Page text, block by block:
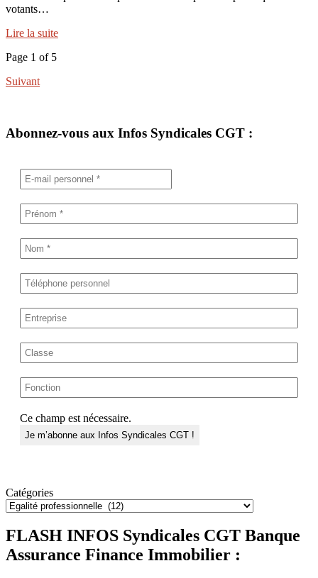
votants…
Lire la suite
Page 1 of 5
Suivant
Abonnez-vous aux Infos Syndicales CGT :
Ce champ est nécessaire.
Catégories
FLASH INFOS Syndicales CGT Banque
Assurance Finance Immobilier :